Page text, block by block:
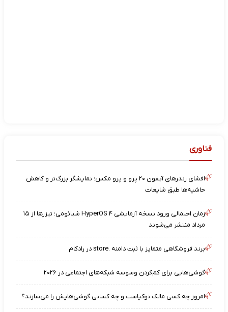
فناوری
افشای رندرهای آیفون ۲۰ پرو و پرو مکس؛ نمایشگر بزرگ‌تر و کاهش
حاشیه‌ها طبق شایعات
زمان احتمالی ورود نسخه آزمایشی HyperOS ۴ شیائومی؛ تیزرها از ۱۵
مرداد منتشر می‌شوند
برند فروشگاهی متمایز با ثبت دامنه .store در رادکام
گوشی‌هایی برای کم‌کردن وسوسه شبکه‌های اجتماعی در ۲۰۲۶
امروز چه کسی مالک نوکیاست و چه کسانی گوشی‌هایش را می‌سازند؟